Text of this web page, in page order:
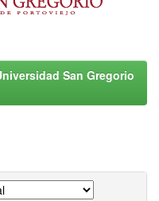
San Gregorio